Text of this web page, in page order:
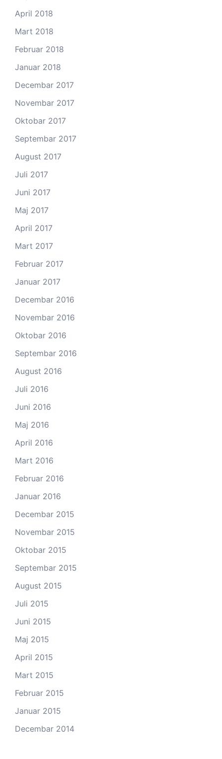
April 2018
Mart 2018
Februar 2018
Januar 2018
Decembar 2017
Novembar 2017
Oktobar 2017
Septembar 2017
August 2017
Juli 2017
Juni 2017
Maj 2017
April 2017
Mart 2017
Februar 2017
Januar 2017
Decembar 2016
Novembar 2016
Oktobar 2016
Septembar 2016
August 2016
Juli 2016
Juni 2016
Maj 2016
April 2016
Mart 2016
Februar 2016
Januar 2016
Decembar 2015
Novembar 2015
Oktobar 2015
Septembar 2015
August 2015
Juli 2015
Juni 2015
Maj 2015
April 2015
Mart 2015
Februar 2015
Januar 2015
Decembar 2014